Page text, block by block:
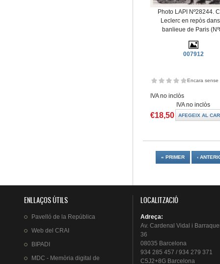
Photo LAPI Nº28244.
Leclerc en repòs
banlieue de Paris
007912
Encara sense
IVA no inclòs
IVA no inclòs
€18,50
« PRIMER ‹
ENLLAÇOS ÚTILS
Pavelló de la República
Web del CRAI
BIPADI
MDC - Memòria digital de
LOCALITZACIÓ
Adreça:
Av. Cardenal Vidal i
36
08035 Barcelona
934 285 457 / 934 279 371
C5J2+8G Barcelona